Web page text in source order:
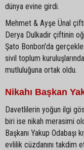
dünya evine girdi.
Mehmet & Ayşe Ünal
Derya Dulkadir çiftinin
Şato Bonbon'da
sivil toplum
mutluluğuna ortak oldu.
Nikahı Başkan
Davetlilerin yoğun ilgi
biri ise nikah merasimi
Başkanı Yakup
evlilik cüzdanını takdim